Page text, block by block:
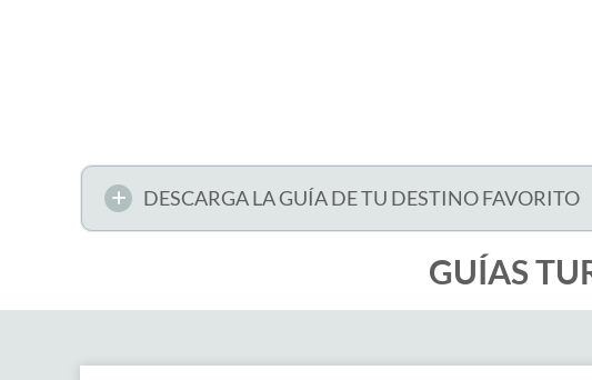
DESCARGA LA GUÍA DE TU DESTINO FAVORITO
GUÍAS